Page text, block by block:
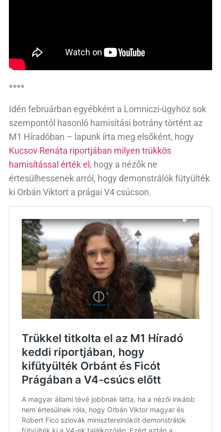
****
Idén februárban egyébként a Lomniczi-ügyhöz sok
szempontól hasonló hamisítási botrány történt az
M1 Híradóban – lapunk írta meg elsőként, hogy
Kucsov Renáta riportjában milyen trükkös
hamisítással érték el , hogy a nézők ne
értesülhessenek arról, hogy demonstrálók fütyülték
ki Orbán Viktort a prágai V4 csúcson.